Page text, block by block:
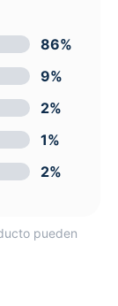
86%
9%
2%
1%
2%
pueden